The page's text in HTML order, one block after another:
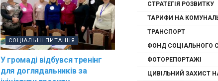
СОЦІАЛЬНІ ПИТАННЯ
У громаді відбувся тренінг
для доглядальників за
СТРАТЕГІЯ РОЗВИТКУ
ТАРИФИ НА
ТРАНСПОРТ
ФОНД СОЦІАЛЬНОГО
ФОТОРЕПОРТАЖІ
ЦИВІЛЬНИЙ ЗАХИСТ